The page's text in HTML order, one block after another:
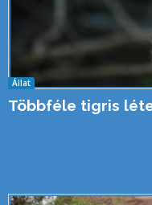
Állat
Többféle tigris